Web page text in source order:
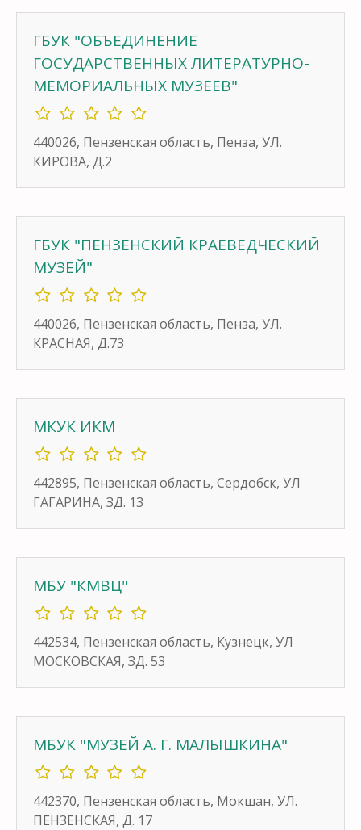
ГБУК "ОБЪЕДИНЕНИЕ
ГОСУДАРСТВЕННЫХ ЛИТЕРАТУРНО-
МЕМОРИАЛЬНЫХ МУЗЕЕВ"
440026, Пензенская область, Пенза, УЛ.
КИРОВА, Д.2
ГБУК "ПЕНЗЕНСКИЙ КРАЕВЕДЧЕСКИЙ
МУЗЕЙ"
440026, Пензенская область, Пенза, УЛ.
КРАСНАЯ, Д.73
МКУК ИКМ
442895, Пензенская область, Сердобск, УЛ
ГАГАРИНА, ЗД. 13
МБУ "КМВЦ"
442534, Пензенская область, Кузнецк, УЛ
МОСКОВСКАЯ, ЗД. 53
МБУК "МУЗЕЙ А. Г. МАЛЫШКИНА"
442370, Пензенская область, Мокшан, УЛ.
ПЕНЗЕНСКАЯ, Д. 17